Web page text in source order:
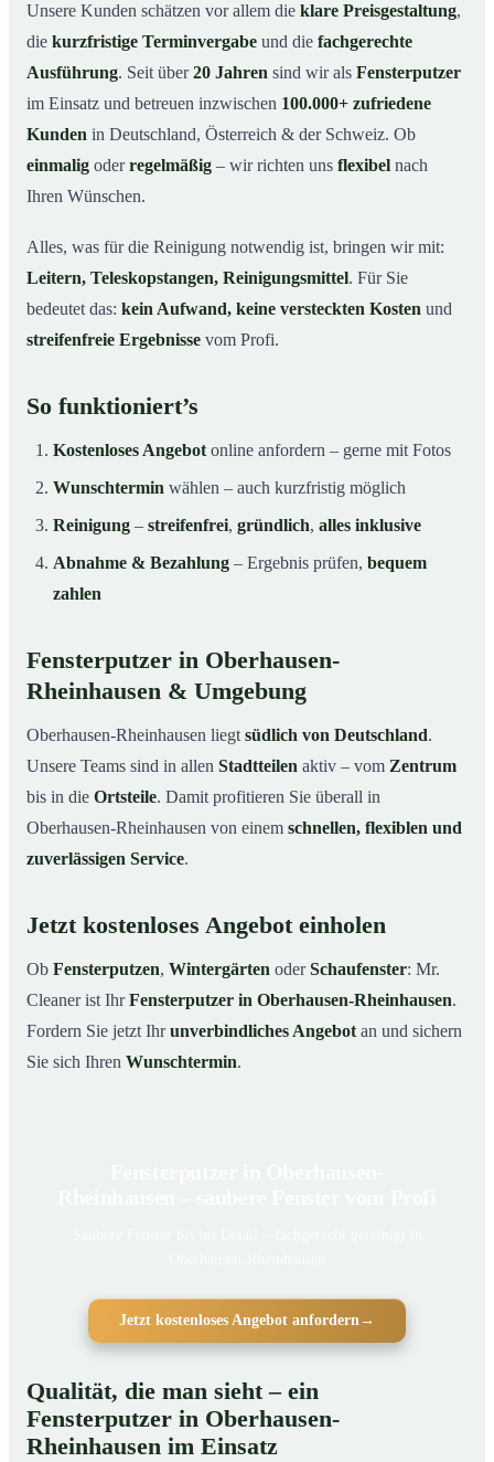
Unsere Kunden schätzen vor allem die klare Preisgestaltung,
die kurzfristige Terminvergabe und die fachgerechte
Ausführung. Seit über20 Jahren sind wir als Fensterputzer
im Einsatz und betreuen inzwischen 100.000+ zufriedene
Kunden in Deutschland, Österreich & der Schweiz. Ob
einmalig oderregelmäßig – wir richten uns flexibel nach
Ihren Wünschen.
Alles, was für die Reinigung notwendig ist, bringen wir mit:
Leitern, Teleskopstangen, Reinigungsmittel. Für Sie
bedeutet das: kein Aufwand, keine versteckten Kosten und
streifenfreie Ergebnisse vom Profi.
So funktioniert’s
Kostenloses Angebotonline anfordern – gerne mit Fotos
Wunschtermin wählen – auch kurzfristig möglich
Reinigung – streifenfrei, gründlich, alles inklusive
Abnahme & Bezahlung – Ergebnis prüfen, bequem
zahlen
Fensterputzer in Oberhausen-
Rheinhausen & Umgebung
Oberhausen-Rheinhausen liegtsüdlich von Deutschland.
Unsere Teams sind in allen Stadtteilen aktiv – vom Zentrum
bis in die Ortsteile. Damit profitieren Sie überall in
Oberhausen-Rheinhausen von einem schnellen, flexiblen und
zuverlässigen Service.
Jetzt kostenloses Angebot einholen
Ob Fensterputzen, Wintergärten oderSchaufenster: Mr.
Cleaner ist IhrFensterputzer in Oberhausen-Rheinhausen.
Fordern Sie jetzt Ihrunverbindliches Angebotan und sichern
Sie sich Ihren Wunschtermin.
Jetzt kostenloses Angebot anfordern→
Qualität, die man sieht – ein
Fensterputzer in Oberhausen-
Rheinhausen im Einsatz